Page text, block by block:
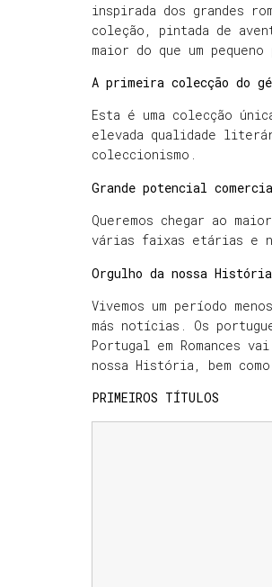
inspirada dos grandes
coleção, pintada de
maior do que um
A primeira colecção do
Esta é uma colecção
elevada qualidade
coleccionismo.
Grande potencial
Queremos chegar ao
várias faixas etárias e
Orgulho da nossa História
Vivemos um período
más notícias. Os
Portugal em Romances
nossa História, bem
PRIMEIROS TÍTULOS